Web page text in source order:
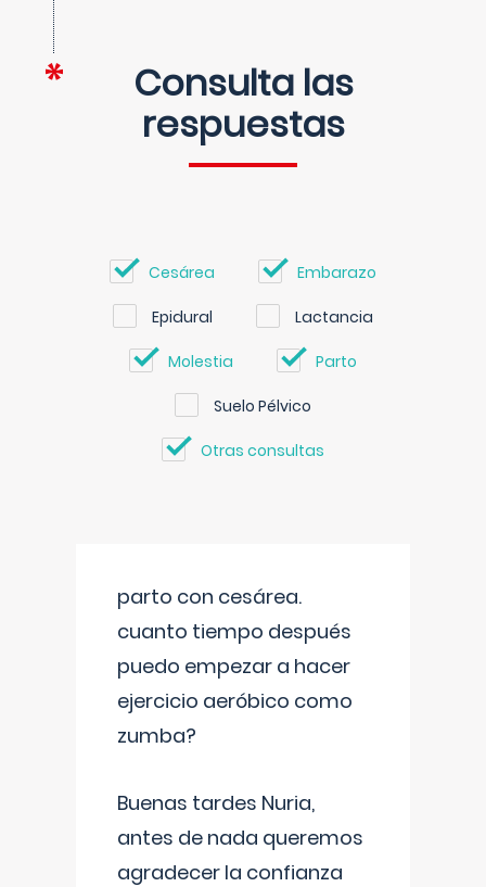
Consulta las
respuestas
Cesárea Embarazo
Epidural Lactancia
Molestia Parto
Suelo Pélvico
Otras consultas
parto con cesárea.
cuanto tiempo después
puedo empezar a hacer
ejercicio aeróbico como
zumba?
Buenas tardes Nuria,
antes de nada queremos
agradecer la confianza